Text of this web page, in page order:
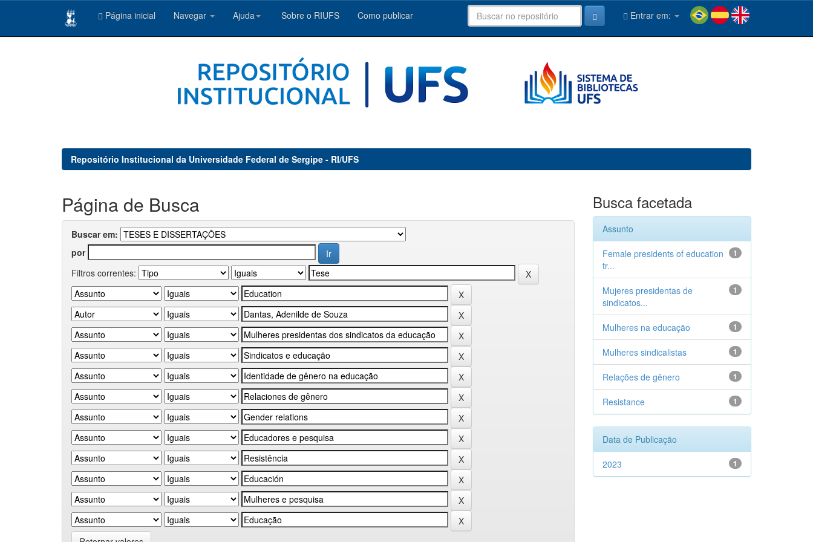
Página inicial Navegar Ajuda Sobre o RIUFS Como publicar Entrar em:
Repositório Institucional da Universidade Federal de Sergipe - RI/UFS
Página de Busca
Buscar em:
por
Filtros correntes:
Busca facetada
Assunto
1
Female presidents of education
tr...
1
Mujeres presidentas de
sindicatos...
1
Mulheres na educação
1
Mulheres sindicalistas
1
Relações de gênero
1
Resistance
Data de Publicação
1
2023